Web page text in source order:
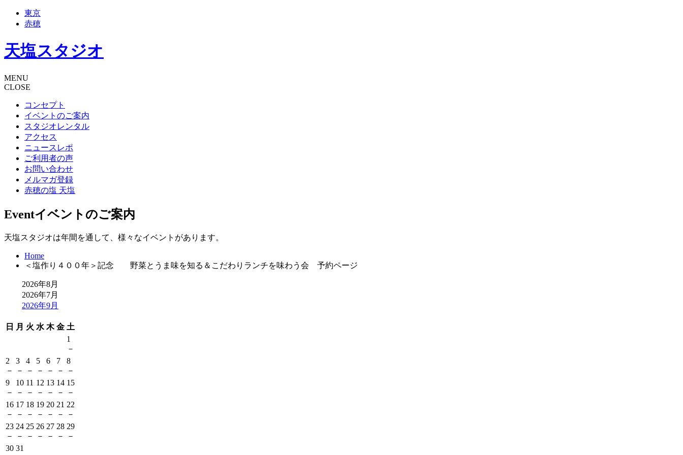
東京
赤穂
天塩スタジオ
MENU
CLOSE
コンセプト
イベントのご案内
スタジオレンタル
アクセス
ニュースレポ
ご利用者の声
お問い合わせ
メルマガ登録
赤穂の塩 天塩
Eventイベントのご案内
天塩スタジオは年間を通して、様々なイベントがあります。
Home
＜塩作り４００年＞記念 野菜とうま味を知る＆こだわりランチを味わう会 予約ページ
2026年8月
2026年7月
2026年9月
日 月 火 水 木 金 土
1
－
2
－
3
－
4
－
5
－
6
－
7
－
8
－
9
－
10
－
11
－
12
－
13
－
14
－
15
－
16
－
17
－
18
－
19
－
20
－
21
－
22
－
23
－
24
－
25
－
26
－
27
－
28
－
29
－
30 31